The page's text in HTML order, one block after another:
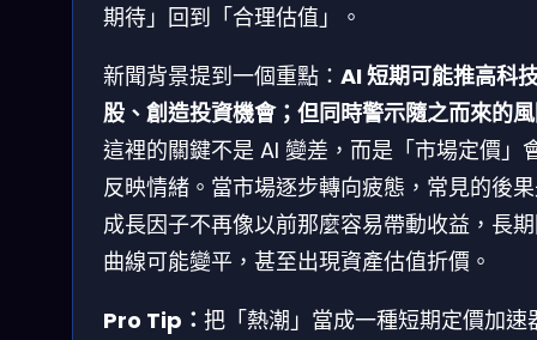
期待」回到「合理估值」。
新聞背景提到一個重點： AI 短期可能推高科
股、創造投資機會；但同時警示隨之而來的
這裡的關鍵不是 AI 變差，而是「市場定價」
反映情緒。當市場逐步轉向疲態，常見的後
成長因子不再像以前那麼容易帶動收益，長
曲線可能變平，甚至出現資產估值折價。
Pro Tip： 把「熱潮」當成一種短期定價加速